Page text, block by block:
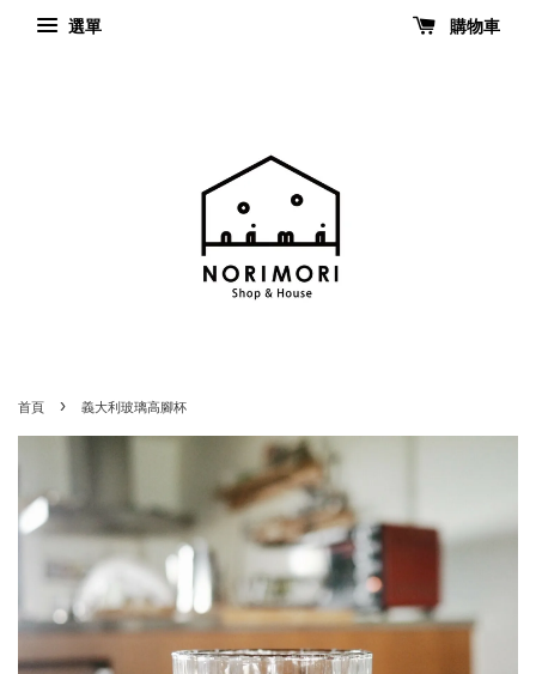
選單 購物車
首頁 › 義大利玻璃高腳杯